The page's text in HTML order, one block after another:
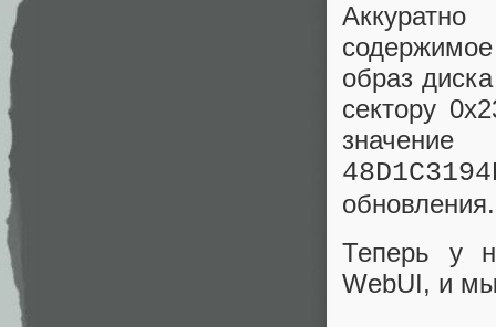
образ
сектору
обновления.
Теперь у
WebUI, и